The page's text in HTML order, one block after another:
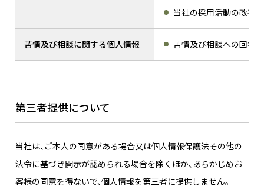
当社の採用活動の改善
苦情及び相談に関する個人情報 苦情及び相談への回答
第三者提供について
当社は、ご本人の同意がある場合又は個人情報保護法その他の
法令に基づき開示が認められる場合を除くほか、あらかじめお
客様の同意を得ないで、個人情報を第三者に提供しません。